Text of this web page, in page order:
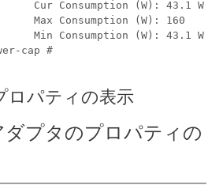
ロパティの表示
ダプタのプロパティの